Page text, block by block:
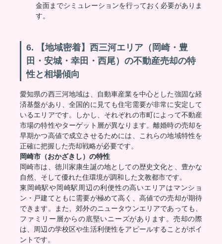
金面までシミュレーションを行っておく必要がありま
す。
6. 【地域密着】西三河エリア（岡崎・豊
田・安城・幸田・西尾）の不動産売却の特
性と相場傾向
愛知県の西三河地域は、自動車産業を中心とした強固な経
済基盤があり、全国的に見ても住宅需要が非常に安定して
いるエリアです。しかし、それぞれの市町によって不動産
市場の特性やターゲット層が異なります。離婚時の売却を
早期かつ高値で成立させるためには、これらの地域特性を
正確に把握した売却戦略が必要です。
岡崎市（おかざきし）の特性
岡崎市は、徳川家康生誕の地としての歴史文化と、豊かな
自然、そして優れた住環境が調和した文教都市です。
東岡崎駅や岡崎駅周辺の利便性の高いエリアはマンショ
ン・戸建てともに需要が極めて高く、高値での売却が期待
できます。また、郊外のニュータウンエリアであっても、
ファミリー層からの底堅いニーズがあります。売却の際
は、周辺の学校区や生活利便性をアピールすることがポイ
ントです。